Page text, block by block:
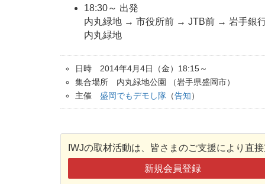
18:30～ 出発
内丸緑地 → 市役所前 → JTB前 → 岩手銀
内丸緑地
日時 2014年4月4日（金）18:15～
集合場所 内丸緑地公園 （岩手県盛岡市）
主催 盛岡でもデモし隊 （告知）
IWJの取材活動は、皆さまのご支援により直
新規会員登録